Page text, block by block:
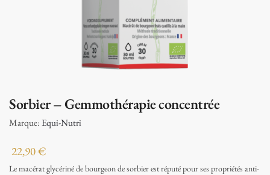
Sorbier – Gemmothérapie concentrée
Marque: Equi-Nutri
22,90€
Le macérat glycériné de bourgeon de sorbier est réputé pour ses propriétés anti-